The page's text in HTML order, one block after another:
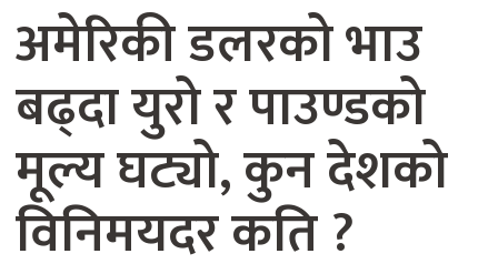
अमेरिकी डलरको भाउ
बढ्दा युरो र पाउण्डको
मूल्य घट्यो, कुन देशको
विनिमयदर कति ?